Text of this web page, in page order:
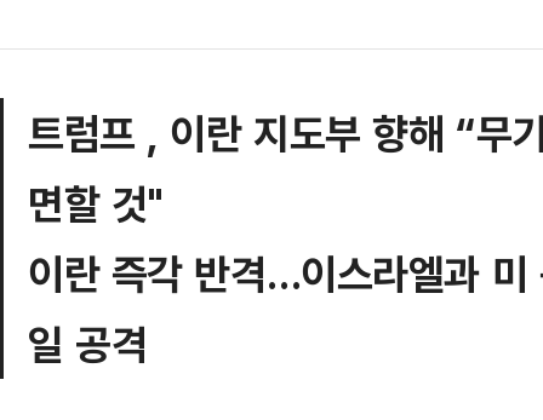
트럼프 , 이란 지도부 향해 “무
면할 것"
이란 즉각 반격…이스라엘과
일 공격